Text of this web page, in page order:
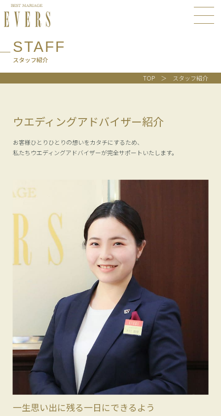
STAFF
スタッフ紹介
TOP スタッフ紹介
ウエディングアドバイザー紹介
お客様ひとりひとりの想いをカタチにするため、
私たちウエディングアドバイザーが完全サポートいたします。
一生思い出に残る一日にできるよう